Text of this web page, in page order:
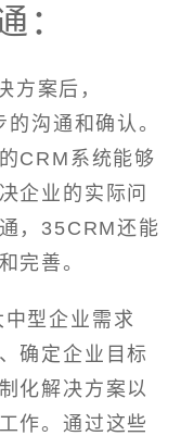
：
方案后，
沟通和确认。
CRM系统能够
企业的实际问
，35CRM还能
完善。
型企业需求
确定企业目标
化解决方案以
作。通过这些